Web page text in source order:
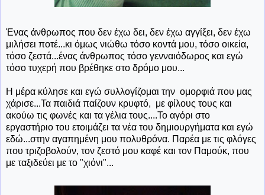
Ένας άνθρωπος που δεν έχω δει, δεν έχω αγγίξει, δεν έχω
μιλήσει ποτέ...κι όμως νιώθω τόσο κοντά μου, τόσο οικεία,
τόσο ζεστά...ένας άνθρωπος τόσο γενναιόδωρος και εγώ
τόσο τυχερή που βρέθηκε στο δρόμο μου...
Η μέρα κύλησε και εγώ συλλογίζομαι την ομορφιά που μας
χάρισε...Τα παιδιά παίζουν κρυφτό, με φίλους τους και
ακούω τις φωνές και τα γέλια τους....Το αγόρι στο
εργαστήριο του ετοιμάζει τα νέα του δημιουργήματα και εγώ
εδώ...στην αγαπημένη μου πολυθρόνα. Παρέα με τις φλόγες
που τριζοβολούν, τον ζεστό μου καφέ και τον Παμούκ, που
με ταξιδεύει με το "χιόνι"...